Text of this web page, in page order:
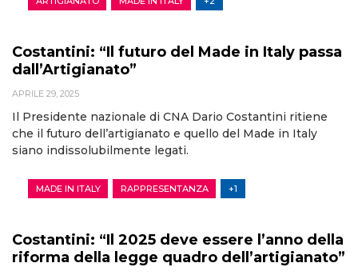
Costantini: “Il futuro del Made in Italy passa
dall’Artigianato”
APRILE 29, 2025
Il Presidente nazionale di CNA Dario Costantini ritiene
che il futuro dell’artigianato e quello del Made in Italy
siano indissolubilmente legati.
MADE IN ITALY RAPPRESENTANZA +1
Costantini: “Il 2025 deve essere l’anno della
riforma della legge quadro dell’artigianato”